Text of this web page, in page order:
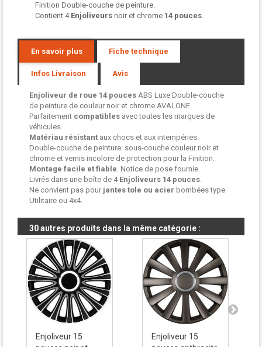
Finition Double-couche de peinture.
Contient 4 Enjoliveurs noir et chrome 14 pouces.
En savoir plus Fiche technique
Infos Livraison Avis
Enjoliveur de roue 14 pouces ABS Luxe Double-couche
de peinture de couleur noir et chrome AVALONE.
Parfaitement compatibles avec toutes les marques de
véhicules.
Matériau résistant aux chocs et aux intempéries.
Double-couche de peinture: sous-couche couleur noir et
chrome et vernis incolore de protection pour la Finition.
Montage facile et fiable. Notice de pose fournie.
Livrés dans une boîte de 4 Enjoliveurs 14 pouces.
Ne convient pas pour jantes tole ou acier bombées type
Utilitaire ou 4x4.
30 autres produits dans la même catégorie :
Enjoliveur 15
Enjoliveur 15